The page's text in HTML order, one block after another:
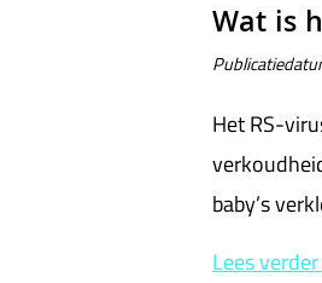
Wat is
Het RS-
baby’s
Lees verder